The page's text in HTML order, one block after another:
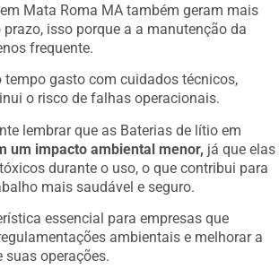
Mata Roma MA também geram mais
isso porque a a manutenção da
frequente.
tempo gasto com cuidados técnicos,
o risco de falhas operacionais.
lembrar que as Baterias de lítio em
um impacto ambiental menor, já que elas
durante o uso, o que contribui para
mais saudável e seguro.
essencial para empresas que
ambientais e melhorar a
operações.